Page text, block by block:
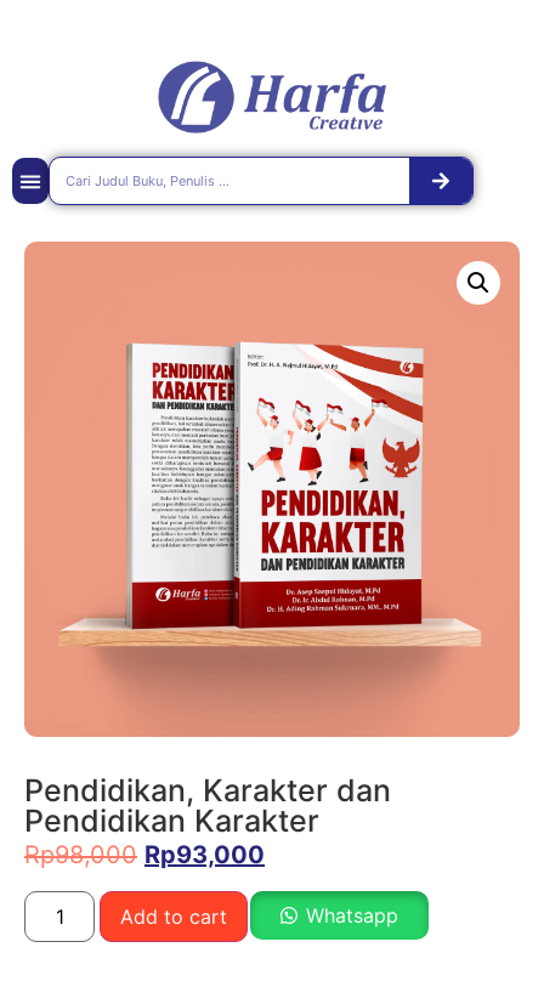
Pendidikan, Karakter dan
Pendidikan Karakter
Rp98,000 Rp93,000
Add to cart Whatsapp